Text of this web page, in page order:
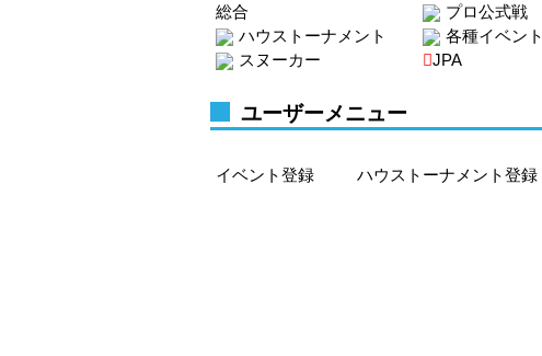
総合 プロ公式戦
ハウストーナメント
各種イベント
スヌーカー
JPA
ユーザーメニュー
イベント登録 ハウストーナメント登録